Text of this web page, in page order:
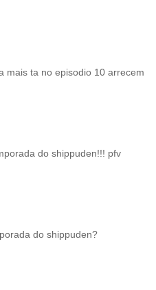
mais ta no episodio 10 arrecem
do shippuden!!! pfv
do shippuden?